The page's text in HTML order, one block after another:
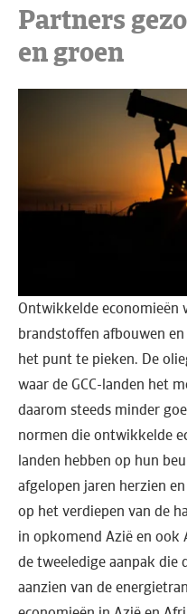
Partners
en groen
Ontwikkelde economieën
brandstoffen afbouwen
het punt te pieken. De
waar de GCC-landen het
daarom steeds minder
normen die ontwikkelde
landen hebben op hun
afgelopen jaren herzien
op het verdiepen van de
in opkomend Azië en
de tweeledige aanpak die
aanzien van de